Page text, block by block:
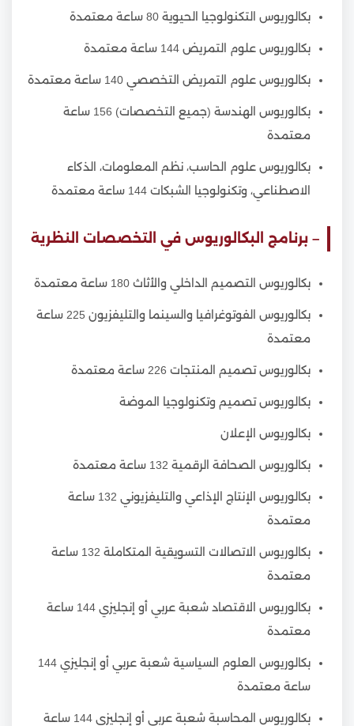
بكالوريوس التكنولوجيا الحيوية 80 ساعة معتمدة
بكالوريوس علوم التمريض 144 ساعة معتمدة
بكالوريوس علوم التمريض التخصصي 140 ساعة معتمدة
بكالوريوس الهندسة (جميع التخصصات) 156 ساعة
معتمدة
بكالوريوس علوم الحاسب، نظم المعلومات، الذكاء
الاصطناعي، وتكنولوجيا الشبكات 144 ساعة معتمدة
– برنامج البكالوريوس في التخصصات النظرية
بكالوريوس التصميم الداخلي والأثاث 180 ساعة معتمدة
بكالوريوس الفوتوغرافيا والسينما والتليفزيون 225 ساعة
معتمدة
بكالوريوس تصميم المنتجات 226 ساعة معتمدة
بكالوريوس تصميم وتكنولوجيا الموضة
بكالوريوس الإعلان
بكالوريوس الصحافة الرقمية 132 ساعة معتمدة
بكالوريوس الإنتاج الإذاعي والتليفزيوني 132 ساعة
معتمدة
بكالوريوس الاتصالات التسويقية المتكاملة 132 ساعة
معتمدة
بكالوريوس الاقتصاد شعبة عربي أو إنجليزي 144 ساعة
معتمدة
بكالوريوس العلوم السياسية شعبة عربي أو إنجليزي 144
ساعة معتمدة
بكالوريوس المحاسبة شعبة عربي أو إنجليزي 144 ساعة